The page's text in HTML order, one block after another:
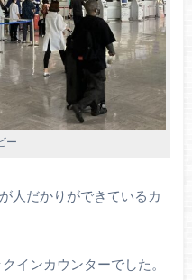
ー
人だかりができているカ
インカウンターでした。